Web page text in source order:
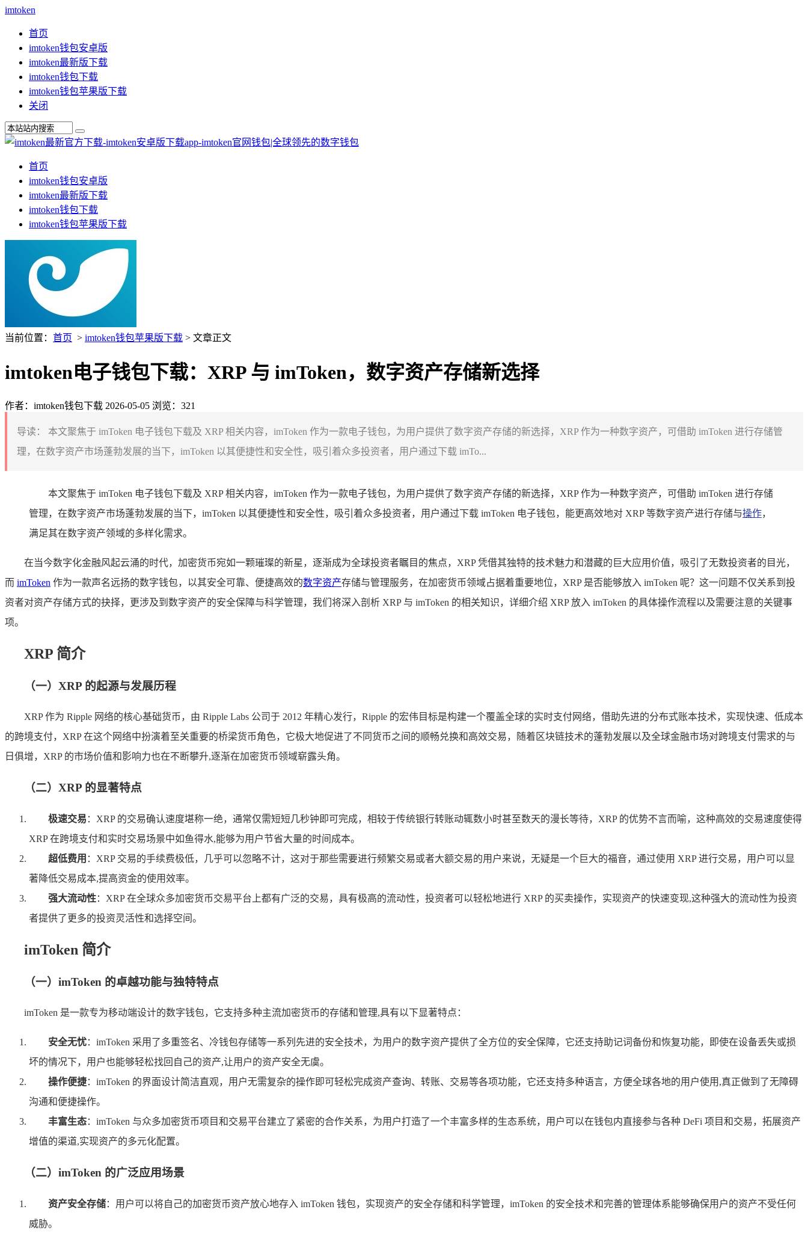
imtoken
首页
imtoken钱包安卓版
imtoken最新版下载
imtoken钱包下载
imtoken钱包苹果版下载
关闭
首页
imtoken钱包安卓版
imtoken最新版下载
imtoken钱包下载
imtoken钱包苹果版下载
当前位置： 首页 > imtoken钱包苹果版下载 > 文章正文
imtoken电子钱包下载：XRP 与 imToken，数字资产存储新选择
作者：imtoken钱包下载 2026-05-05 浏览：321
导读：
本文聚焦于 imToken 电子钱包下载及 XRP 相关内容，imToken 作为一款电子钱包，为用户提供了数字资产存储的新选择，XRP 作为一种数字资产，可借助 imToken 进行存储管
理，在数字资产市场蓬勃发展的当下，imToken 以其便捷性和安全性，吸引着众多投资者，用户通过下载 imTo...
本文聚焦于 imToken 电子钱包下载及 XRP 相关内容，imToken 作为一款电子钱包，为用户提供了数字资产存储的新选择，XRP 作为一种数字资产，可借助 imToken 进行存储
管理，在数字资产市场蓬勃发展的当下，imToken 以其便捷性和安全性，吸引着众多投资者，用户通过下载 imToken 电子钱包，能更高效地对 XRP 等数字资产进行存储与操作，
满足其在数字资产领域的多样化需求。
在当今数字化金融风起云涌的时代，加密货币宛如一颗璀璨的新星，逐渐成为全球投资者瞩目的焦点，XRP 凭借其独特的技术魅力和潜藏的巨大应用价值，吸引了无数投资者的目光，
而 imToken 作为一款声名远扬的数字钱包，以其安全可靠、便捷高效的数字资产存储与管理服务，在加密货币领域占据着重要地位，XRP 是否能够放入 imToken 呢？这一问题不仅关系到投
资者对资产存储方式的抉择，更涉及到数字资产的安全保障与科学管理，我们将深入剖析 XRP 与 imToken 的相关知识，详细介绍 XRP 放入 imToken 的具体操作流程以及需要注意的关键事
项。
XRP 简介
（一）XRP 的起源与发展历程
XRP 作为 Ripple 网络的核心基础货币，由 Ripple Labs 公司于 2012 年精心发行，Ripple 的宏伟目标是构建一个覆盖全球的实时支付网络，借助先进的分布式账本技术，实现快速、低成本
的跨境支付，XRP 在这个网络中扮演着至关重要的桥梁货币角色，它极大地促进了不同货币之间的顺畅兑换和高效交易，随着区块链技术的蓬勃发展以及全球金融市场对跨境支付需求的与
日俱增，XRP 的市场价值和影响力也在不断攀升,逐渐在加密货币领域崭露头角。
（二）XRP 的显著特点
极速交易 ：XRP 的交易确认速度堪称一绝，通常仅需短短几秒钟即可完成，相较于传统银行转账动辄数小时甚至数天的漫长等待，XRP 的优势不言而喻，这种高效的交易速度使得
XRP 在跨境支付和实时交易场景中如鱼得水,能够为用户节省大量的时间成本。
超低费用 ：XRP 交易的手续费极低，几乎可以忽略不计，这对于那些需要进行频繁交易或者大额交易的用户来说，无疑是一个巨大的福音，通过使用 XRP 进行交易，用户可以显
著降低交易成本,提高资金的使用效率。
强大流动性：XRP 在全球众多加密货币交易平台上都有广泛的交易，具有极高的流动性，投资者可以轻松地进行 XRP 的买卖操作，实现资产的快速变现,这种强大的流动性为投资
者提供了更多的投资灵活性和选择空间。
imToken 简介
（一）imToken 的卓越功能与独特特点
imToken 是一款专为移动端设计的数字钱包，它支持多种主流加密货币的存储和管理,具有以下显著特点：
安全无忧：imToken 采用了多重签名、冷钱包存储等一系列先进的安全技术，为用户的数字资产提供了全方位的安全保障，它还支持助记词备份和恢复功能，即使在设备丢失或损
坏的情况下，用户也能够轻松找回自己的资产,让用户的资产安全无虞。
操作便捷：imToken 的界面设计简洁直观，用户无需复杂的操作即可轻松完成资产查询、转账、交易等各项功能，它还支持多种语言，方便全球各地的用户使用,真正做到了无障碍
沟通和便捷操作。
丰富生态：imToken 与众多加密货币项目和交易平台建立了紧密的合作关系，为用户打造了一个丰富多样的生态系统，用户可以在钱包内直接参与各种 DeFi 项目和交易，拓展资产
增值的渠道,实现资产的多元化配置。
（二）imToken 的广泛应用场景
资产安全存储：用户可以将自己的加密货币资产放心地存入 imToken 钱包，实现资产的安全存储和科学管理，imToken 的安全技术和完善的管理体系能够确保用户的资产不受任何
威胁。